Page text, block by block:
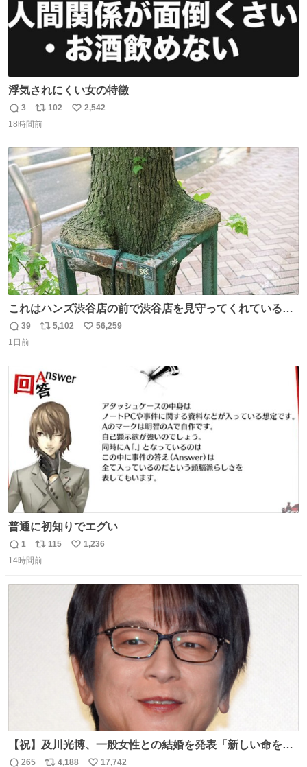
浮気されにくい女の特徴
返
信
3
リ
ポ
ト
数
102
い
数
2,542
18時間前
これはハンズ渋谷店の前で渋谷店を見守ってくれている
「くつろ木」。
返
信
39
リ
ト
数
5,102
い
56,259
1日前
普通に初知りでエグい
返
信
1
リ
ポ
115
い
数
1,236
14時間前
【祝】及川光博、一般女性との結婚を発表「新しい命を授
かっております」 news.livedoor.com/lite/article_d…
265 4,188 17,742